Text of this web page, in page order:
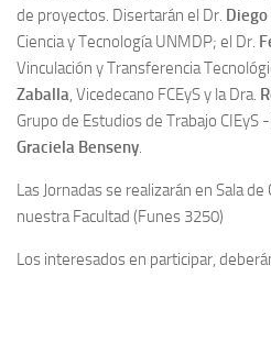
de proyectos. Disertarán el Dr.
Ciencia y Tecnología UNMDP; el Dr.
Vinculación y Transferencia
Zaballa, Vicedecano FCEyS y la Dra.
Grupo de Estudios de Trabajo CIEyS
Graciela Benseny.
Las Jornadas se realizarán en Sala
nuestra Facultad (Funes 3250)
Los interesados en participar,